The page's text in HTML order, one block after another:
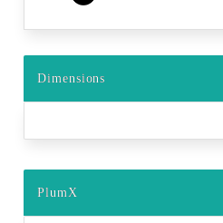
Dimensions
PlumX